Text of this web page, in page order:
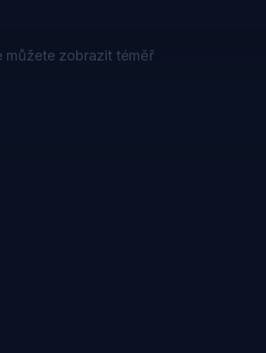
můžete zobrazit téměř